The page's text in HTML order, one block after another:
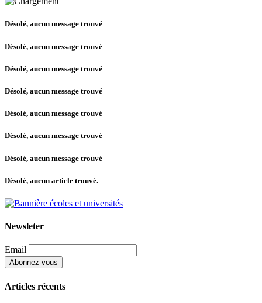
Désolé, aucun message trouvé
Désolé, aucun message trouvé
Désolé, aucun message trouvé
Désolé, aucun message trouvé
Désolé, aucun message trouvé
Désolé, aucun message trouvé
Désolé, aucun message trouvé
Désolé, aucun article trouvé.
Newsleter
Email
Articles récents